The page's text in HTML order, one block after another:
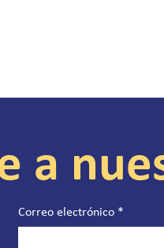
a
Correo electrónico *